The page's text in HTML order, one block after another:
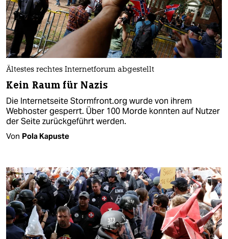
Ältestes rechtes Internetforum abgestellt
Kein Raum für Nazis
Die Internetseite Stormfront.org wurde von ihrem
Webhoster gesperrt. Über 100 Morde konnten auf Nutzer
der Seite zurückgeführt werden.
Von Pola Kapuste